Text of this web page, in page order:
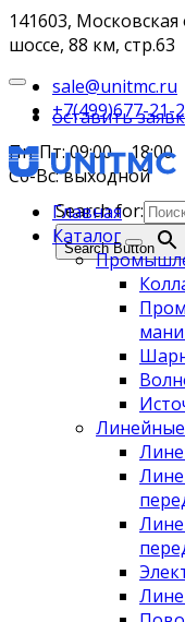
141603,
шоссе, 88 км, стр.63
sale@unitmc.ru
+7(499)677-21-
Пн-Пт: 09:00 – 18:00
Сб-Вс: выходной
Search for:
Search Button
оставить
Главная
Каталог